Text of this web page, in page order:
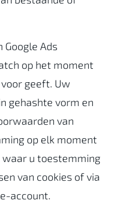
Ads
op het moment
geeft. Uw
gehashte vorm en
van
op elk moment
u toestemming
van cookies of via
account.